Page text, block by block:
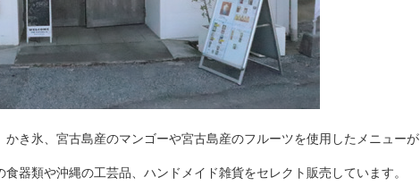
かき氷、宮古島産のマンゴーや宮古島産のフルーツを使用したメニューが
器類や沖縄の工芸品、ハンドメイド雑貨をセレクト販売しています。